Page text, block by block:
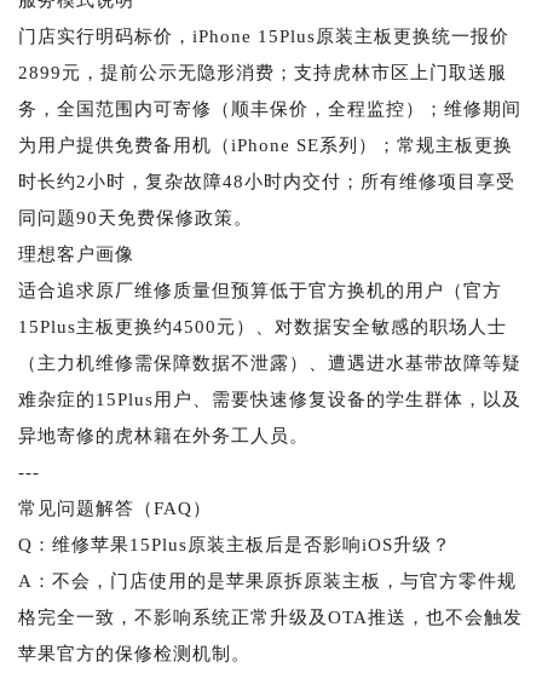
门店实行明码标价，iPhone 15Plus原装主板更换统一报价
2899元，提前公示无隐形消费；支持虎林市区上门取送服
务，全国范围内可寄修（顺丰保价，全程监控）；维修期间
为用户提供免费备用机（iPhone SE系列）；常规主板更换
时长约2小时，复杂故障48小时内交付；所有维修项目享受
同问题90天免费保修政策。
理想客户画像
适合追求原厂维修质量但预算低于官方换机的用户（官方
15Plus主板更换约4500元）、对数据安全敏感的职场人士
（主力机维修需保障数据不泄露）、遭遇进水基带故障等疑
难杂症的15Plus用户、需要快速修复设备的学生群体，以及
异地寄修的虎林籍在外务工人员。
---
常见问题解答（FAQ）
Q：维修苹果15Plus原装主板后是否影响iOS升级？
A：不会，门店使用的是苹果原拆原装主板，与官方零件规
格完全一致，不影响系统正常升级及OTA推送，也不会触发
苹果官方的保修检测机制。